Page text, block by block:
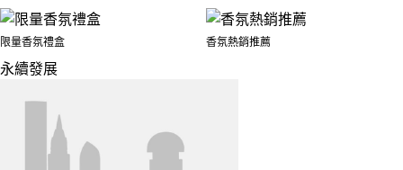
限量香氛禮盒 香氛熱銷推薦
永續發展